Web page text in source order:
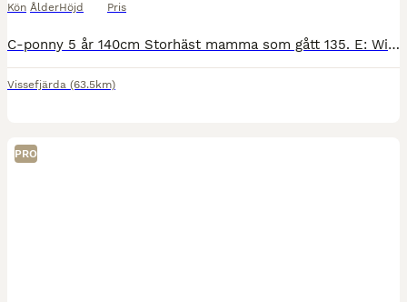
Kön ÅlderHöjd Pris
C-ponny 5 år 140cm Storhäst mamma som gått 135. E: Winningmood van de Arenberg och Pappa B-ponny Welsh Rhesfair Llwynog som gått med bra resultat i både hoppning och fälttävlan. Alla syskon i sporten
Vissefjärda (63.5km)
PRO